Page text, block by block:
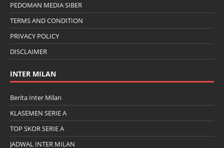
PEDOMAN MEDIA SIBER
TERMS AND CONDITION
PRIVACY POLICY
DISCLAIMER
INTER MILAN
Berita Inter Milan
KLASEMEN SERIE A
TOP SKOR SERIE A
JADWAL INTER MILAN